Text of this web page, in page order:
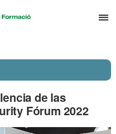
y
Universitat
de las
Fórum 2022